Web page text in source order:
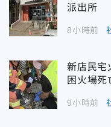
派出所
8小時前
新店民
困火場死
9小時前